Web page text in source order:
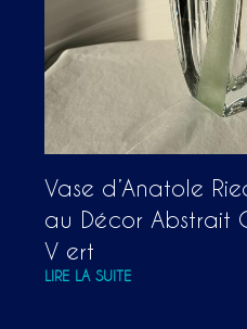
Vase d’Anatole
au Décor Abstrait
V ert
LIRE LA SUITE